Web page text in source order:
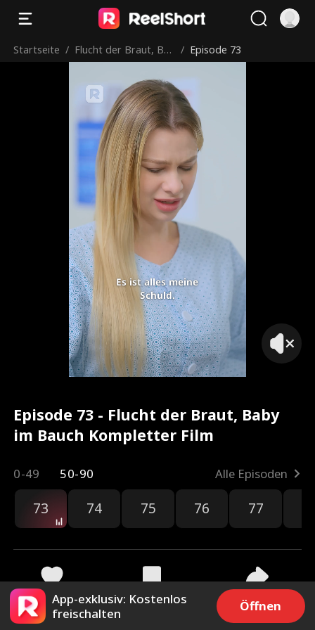
Startseite / Flucht der Braut, Ba
/ Episode 73
Es ist alles meine
Schuld.
Episode 73 - Flucht der Braut, Baby
im Bauch Kompletter Film
0-49 50-90 Alle Episoden
73 74 75 76 77
4k 90.1k Teilen
App-exklusiv: Kostenlos
freischalten
Öffnen